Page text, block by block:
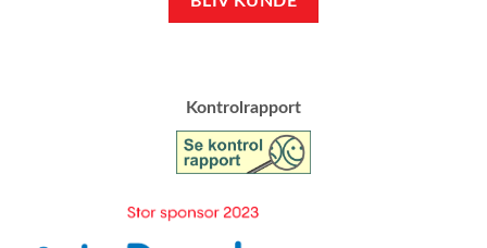
​Kontrolrapport